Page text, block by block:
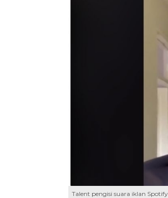
Talent pengisi suara iklan